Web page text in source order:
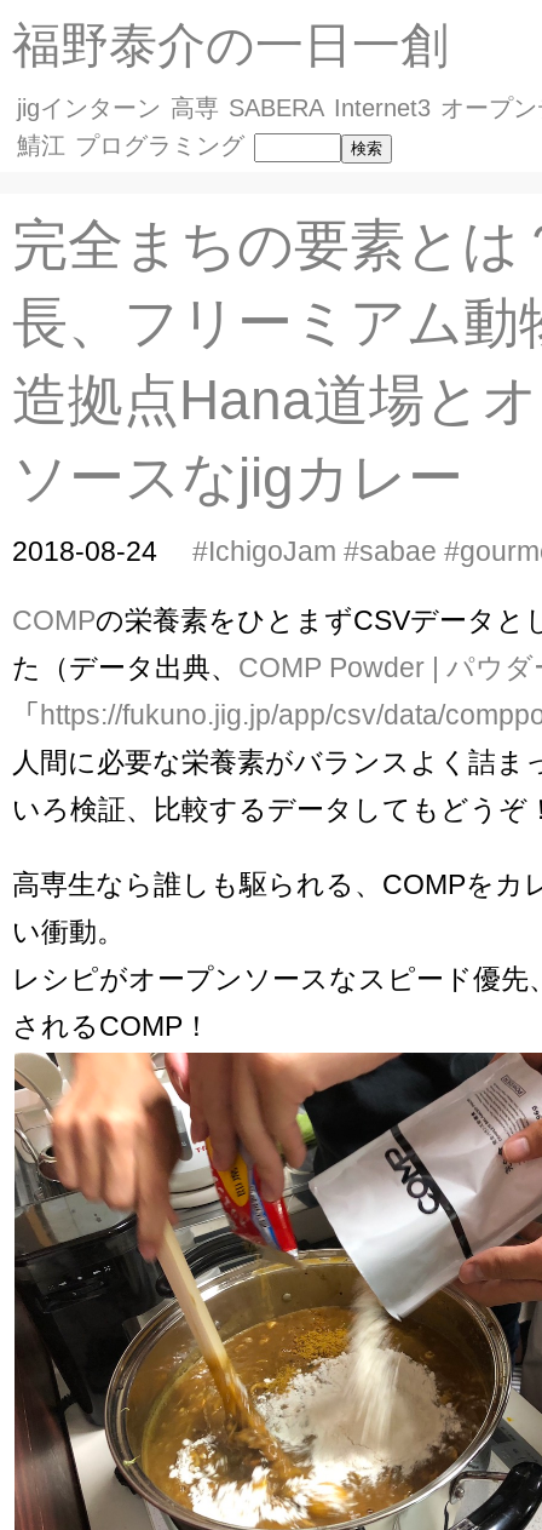
福野泰介の一日一創
jigインターン 高専 SABERA Internet3 オープ
鯖江 プログラミング
完全まちの要素とは
長、フリーミアム動
造拠点Hana道場と
ソースなjigカレー
2018-08-24 #IchigoJam #sabae
COMPの栄養素をひとまずCSVデータと
た（データ出典、 COMP Powder | パウダ
「https://fukuno.jig.jp/app/csv/data/
人間に必要な栄養素がバランスよく詰ま
いろ検証、比較するデータしてもどうぞ
高専生なら誰しも駆られる、COMPをカ
い衝動。
レシピがオープンソースなスピード優先
されるCOMP！